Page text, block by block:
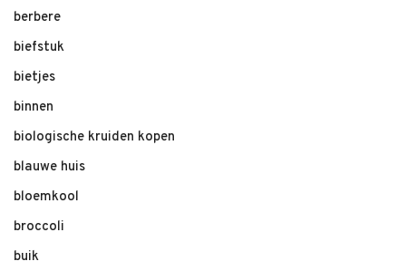
berbere
biefstuk
bietjes
binnen
biologische kruiden kopen
blauwe huis
bloemkool
broccoli
buik